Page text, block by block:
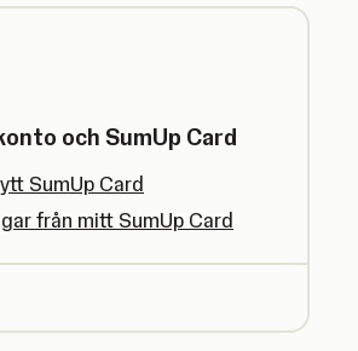
och SumUp Card
SumUp Card
från mitt SumUp Card